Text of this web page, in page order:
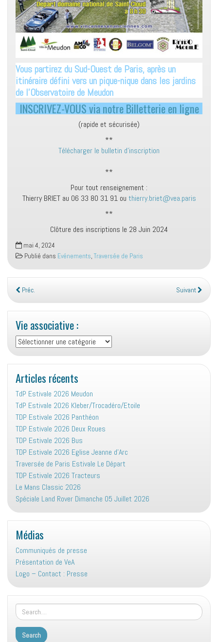
Vous partirez du Sud-Ouest de Paris, après un
itinéraire défini vers un pique-nique dans les jardins
de l’Observatoire de Meudon
INSCRIVEZ-VOUS via notre Billetterie en ligne
(rapide et sécurisée)
**
Télécharger le bulletin d’inscription
**
Pour tout renseignement :
Thierry BRIET au 06 33 80 31 91 ou thierry.briet@vea.paris
**
Clôture des inscriptions le 28 Juin 2024
mai 4, 2024
Publié dans Evénements, Traversée de Paris
Préc. Suivant
Vie associative :
Vie
associative
:
Articles récents
TdP Estivale 2026 Meudon
TdP Estivale 2026 Kleber/Trocadéro/Etoile
TDP Estivale 2026 Panthéon
TDP Estivale 2026 Deux Roues
TDP Estivale 2026 Bus
TDP Estivale 2026 Eglise Jeanne d’Arc
Traversée de Paris Estivale Le Départ
TDP Estivale 2026 Tracteurs
Le Mans Classic 2026
Spéciale Land Rover Dimanche 05 Juillet 2026
Médias
Communiqués de presse
Présentation de VeA
Logo – Contact : Presse